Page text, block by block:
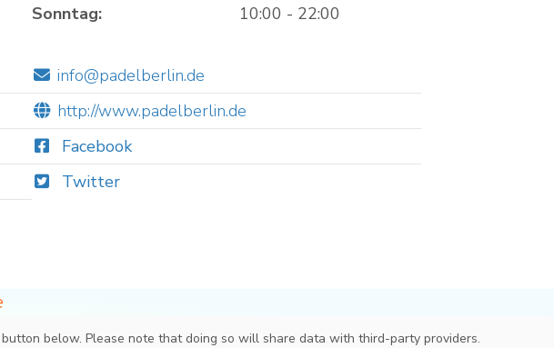
Sonntag:
10:00 - 22:00
info@padelberlin.de
http://www.padelberlin.de
Facebook
Twitter
below. Please note that doing so will share data with third-party providers.